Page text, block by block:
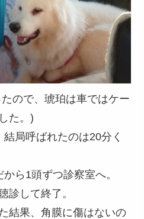
ので、琥珀は車ではケー
た。)
局呼ばれたのは20分く
ら1頭ずつ診察室へ。
診して終了。
結果、角膜に傷はないの